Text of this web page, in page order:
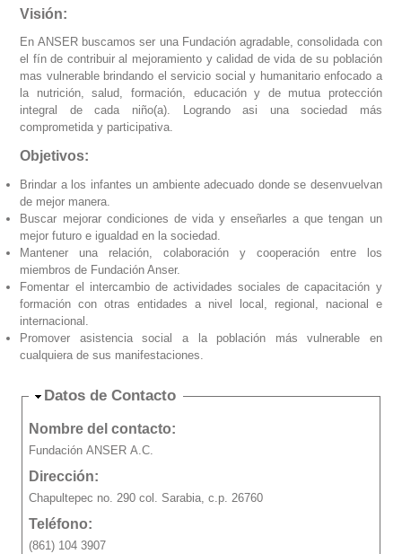
Visión:
En ANSER buscamos ser una Fundación agradable, consolidada con
el fín de contribuir al mejoramiento y calidad de vida de su población
mas vulnerable brindando el servicio social y humanitario enfocado a
la nutrición, salud, formación, educación y de mutua protección
integral de cada niño(a). Logrando asi una sociedad más
comprometida y participativa.
Objetivos:
Brindar a los infantes un ambiente adecuado donde se desenvuelvan
de mejor manera.
Buscar mejorar condiciones de vida y enseñarles a que tengan un
mejor futuro e igualdad en la sociedad.
Mantener una relación, colaboración y cooperación entre los
miembros de Fundación Anser.
Fomentar el intercambio de actividades sociales de capacitación y
formación con otras entidades a nivel local, regional, nacional e
internacional.
Promover asistencia social a la población más vulnerable en
cualquiera de sus manifestaciones.
Ocultar
Datos de Contacto
Nombre del contacto:
Fundación ANSER A.C.
Dirección:
Chapultepec no. 290 col. Sarabia, c.p. 26760
Teléfono:
(861) 104 3907